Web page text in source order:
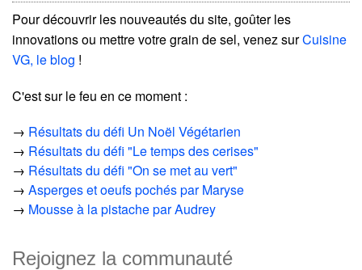
Pour découvrir les nouveautés du site, goûter les
innovations ou mettre votre grain de sel, venez surCuisine
VG, le blog !
C'est sur le feu en ce moment :
→ Résultats du défi Un Noël Végétarien
→ Résultats du défi "Le temps des cerises"
→ Résultats du défi "On se met au vert"
→ Asperges et oeufs pochés par Maryse
→ Mousse à la pistache par Audrey
Rejoignez la communauté